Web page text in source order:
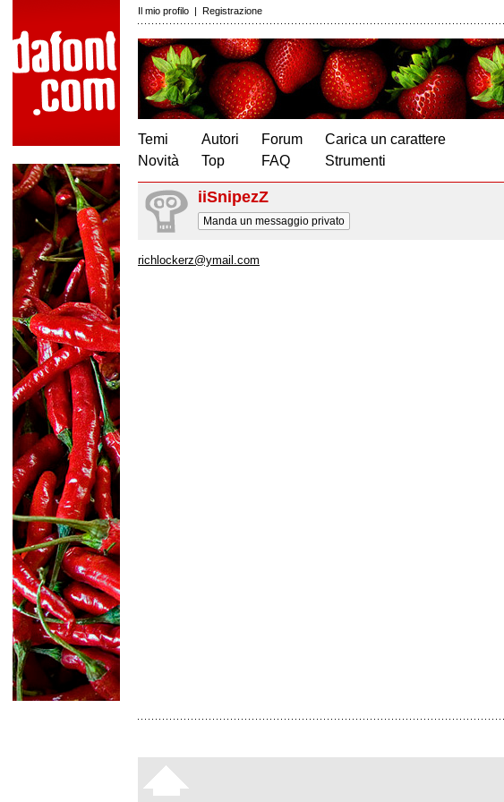
Il mio profilo | Registrazione
Temi
Novità
Autori
Top
Forum
FAQ
Carica un carattere
Strumenti
iiSnipezZ
Manda un messaggio privato
richlockerz@ymail.com